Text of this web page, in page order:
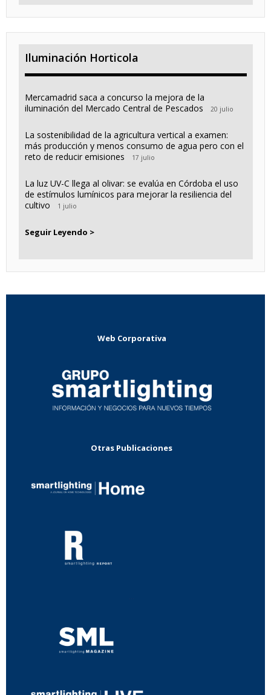
Iluminación Horticola
Mercamadrid saca a concurso la mejora de la
iluminación del Mercado Central de Pescados
20 julio
La sostenibilidad de la agricultura vertical a examen:
más producción y menos consumo de agua pero con el
reto de reducir emisiones
17 julio
La luz UV-C llega al olivar: se evalúa en Córdoba el uso
de estímulos lumínicos para mejorar la resiliencia del
cultivo
1 julio
Seguir Leyendo >
Web Corporativa
Otras Publicaciones